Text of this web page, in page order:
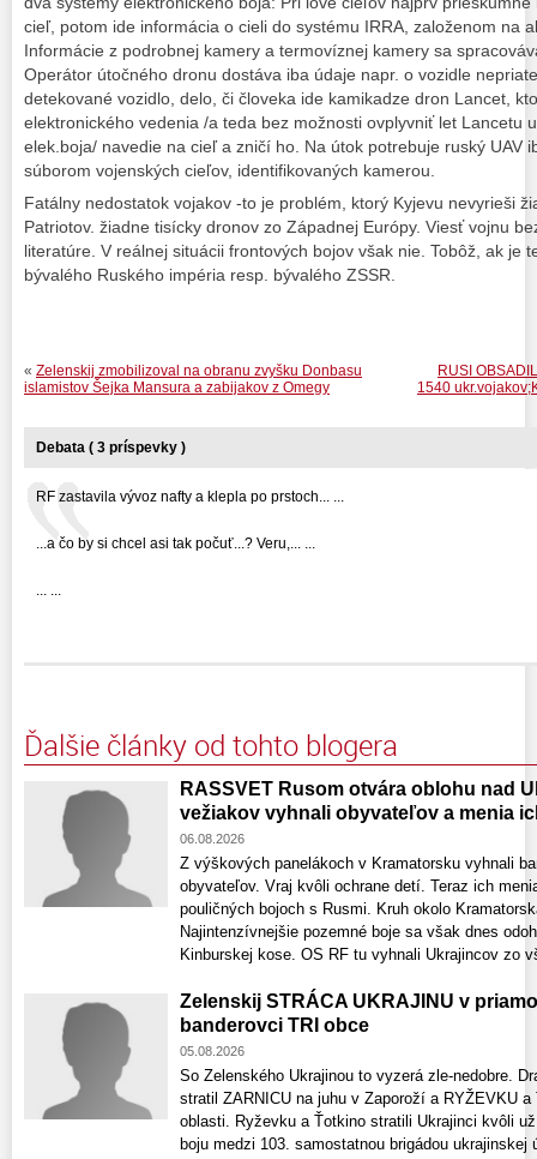
cieľ, potom ide informácia o cieli do systému IRRA, založenom na
Informácie z podrobnej kamery a termovíznej kamery sa
Operátor útočného dronu dostáva iba údaje napr. o vozidle
detekované vozidlo, delo, či človeka ide kamikadze dron Lancet,
elektronického vedenia /a teda bez možnosti ovplyvniť let Lancetu
elek.boja/ navedie na cieľ a zničí ho. Na útok potrebuje ruský UAV
súborom vojenských cieľov, identifikovaných kamerou.
Fatálny nedostatok vojakov -to je problém, ktorý Kyjevu nevyrieši
Patriotov. žiadne tisícky dronov zo Západnej Európy. Viesť vojnu
literatúre. V reálnej situácii frontových bojov však nie. Tobôž, ak je
bývalého Ruského impéria resp. bývalého ZSSR.
RUSI
1540
« Zelenskij zmobilizoval na obranu zvyšku Donbasu
islamistov Šejka Mansura a zabijakov z Omegy
Debata ( 3 príspevky )
RF zastavila vývoz nafty a klepla po prstoch... ...
...a čo by si chcel asi tak počuť...? Veru,... ...
Ďalšie články od tohto blogera
RASSVET Rusom otvára oblohu nad
vežiakov vyhnali obyvateľov a menia
06.08.2026
Z výškových panelákoch v Kramatorsku vyhnali
obyvateľov. Vraj kvôli ochrane detí. Teraz ich
pouličných bojoch s Rusmi. Kruh okolo
Najintenzívnejšie pozemné boje sa však dnes
Kinburskej kose. OS RF tu vyhnali Ukrajincov zo
Zelenskij STRÁCA UKRAJINU v
banderovci TRI obce
05.08.2026
So Zelenského Ukrajinou to vyzerá zle-nedobre.
stratil ZARNICU na juhu v Zaporoží a RYŽEVKU
oblasti. Ryževku a Ťotkino stratili Ukrajinci kvôli
boju medzi 103. samostatnou brigádou